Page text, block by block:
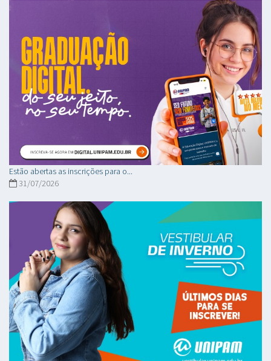
Estão abertas as inscrições para o...
31/07/2026